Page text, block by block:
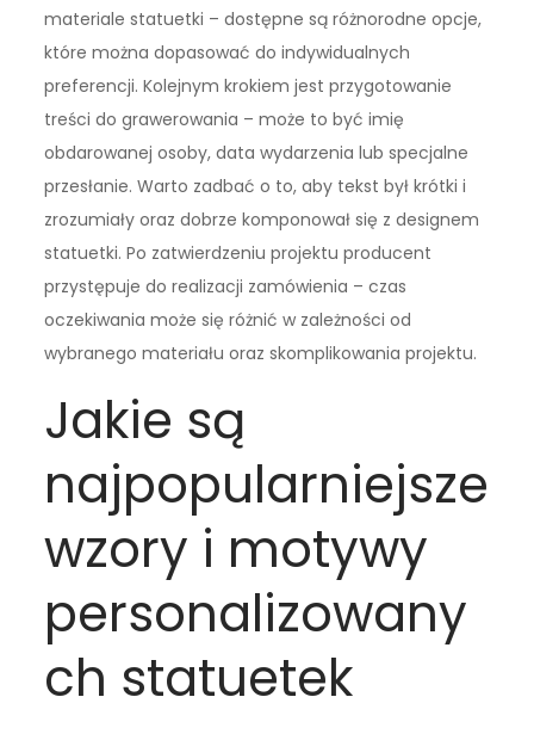
materiale statuetki – dostępne są różnorodne opcje,
które można dopasować do indywidualnych
preferencji. Kolejnym krokiem jest przygotowanie
treści do grawerowania – może to być imię
obdarowanej osoby, data wydarzenia lub specjalne
przesłanie. Warto zadbać o to, aby tekst był krótki i
zrozumiały oraz dobrze komponował się z designem
statuetki. Po zatwierdzeniu projektu producent
przystępuje do realizacji zamówienia – czas
oczekiwania może się różnić w zależności od
wybranego materiału oraz skomplikowania projektu.
Jakie są
najpopularniejsze
wzory i motywy
personalizowany
ch statuetek